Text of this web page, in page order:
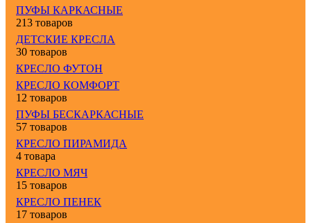
ПУФЫ КАРКАСНЫЕ
213 товаров
ДЕТСКИЕ КРЕСЛА
30 товаров
КРЕСЛО ФУТОН
КРЕСЛО КОМФОРТ
12 товаров
ПУФЫ БЕСКАРКАСНЫЕ
57 товаров
КРЕСЛО ПИРАМИДА
4 товара
КРЕСЛО МЯЧ
15 товаров
КРЕСЛО ПЕНЕК
17 товаров